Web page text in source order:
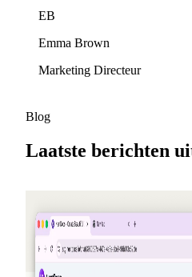
EB
Emma Brown
Marketing Directeur
Blog
Laatste berichten
Verwijs vrienden,
v1.10